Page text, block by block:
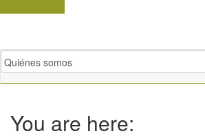
You are here: